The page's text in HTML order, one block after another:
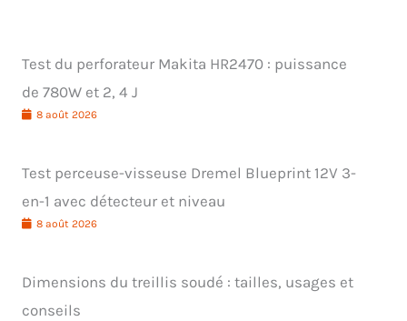
Test du perforateur Makita HR2470 : puissance
de 780W et 2, 4 J
8 août 2026
Test perceuse-visseuse Dremel Blueprint 12V 3-
en-1 avec détecteur et niveau
8 août 2026
Dimensions du treillis soudé : tailles, usages et
conseils